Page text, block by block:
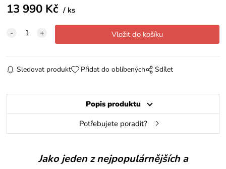
13 990 Kč ks
Sledovat produkt Přidat do oblíbených Sdílet
Popis produktu
Potřebujete poradit?
Jako jeden z nejpopulárnějších a